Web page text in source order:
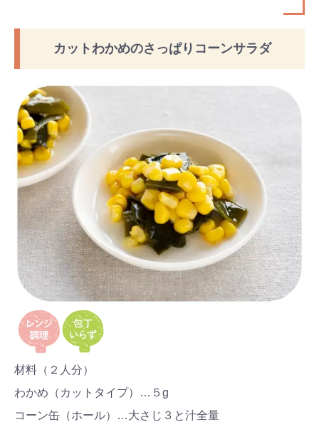
カットわかめのさっぱりコーンサラダ
材料（２人分）
わかめ（カットタイプ）…５g
コーン缶（ホール）…大さじ３と汁全量